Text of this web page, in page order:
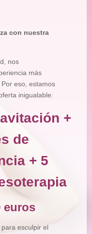
con nuestra
nos
más
eso, estamos
inigualable:
+
de
+ 5
euros
esculpir el